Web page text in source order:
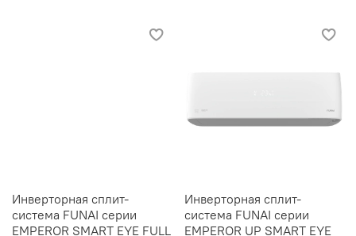
Инверторная сплит-
система FUNAI серии
EMPEROR SMART EYE FULL
Инверторная сплит-
система FUNAI серии
EMPEROR UP SMART EYE